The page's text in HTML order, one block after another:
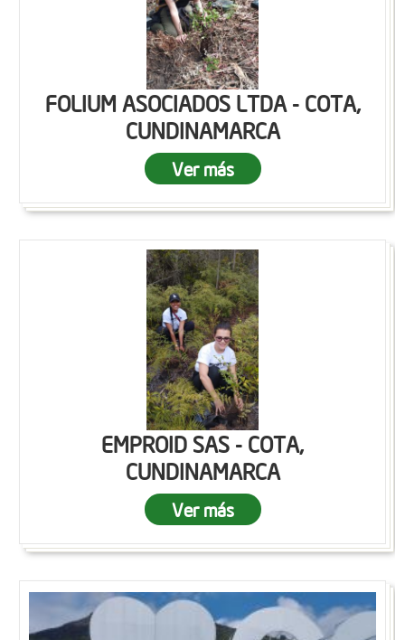
FOLIUM ASOCIADOS LTDA - COTA,
CUNDINAMARCA
Ver más
EMPROID SAS - COTA,
CUNDINAMARCA
Ver más